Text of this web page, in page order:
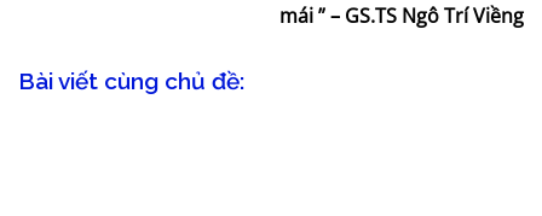
mái ” – GS.TS Ngô Trí Viềng
Bài viết cùng chủ đề: